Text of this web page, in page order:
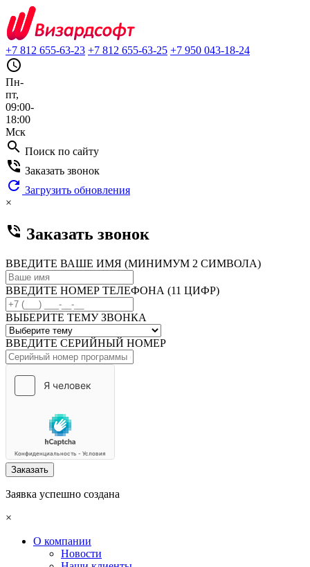
+7 812 655-63-23 +7 812 655-63-25 +7 950 043-18-24
query_builder
Пн-
пт,
09:00-
18:00
Мск
search Поиск по сайту
phone_in_talk Заказать звонок
refresh Загрузить обновления
×
phone_in_talk Заказать звонок
ВВЕДИТЕ ВАШЕ ИМЯ (МИНИМУМ 2 СИМВОЛА)
ВВЕДИТЕ НОМЕР ТЕЛЕФОНА (11 ЦИФР)
ВЫБЕРИТЕ ТЕМУ ЗВОНКА
ВВЕДИТЕ СЕРИЙНЫЙ НОМЕР
Заказать
Заявка успешно создана
×
О компании
Новости